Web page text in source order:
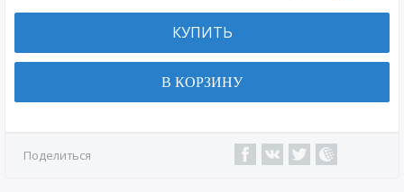
КУПИТЬ
В КОРЗИНУ
Поделиться